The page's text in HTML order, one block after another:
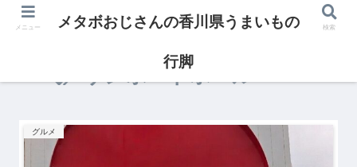
サンポートホール
グルメ
メニュー メタボおじさんの香川県うまいもの
行脚
検索